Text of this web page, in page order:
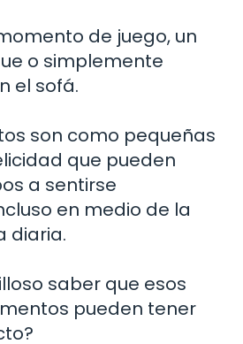
de juego, un
o simplemente
el sofá.
son como pequeñas
que pueden
a sentirse
en medio de la
diaria.
saber que esos
pueden tener